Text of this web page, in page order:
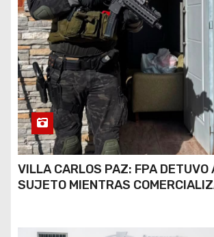
VILLA CARLOS PAZ: FPA DETUVO
SUJETO MIENTRAS